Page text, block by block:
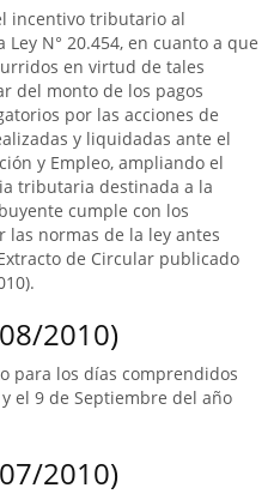
incentivo tributario al
N° 20.454, en cuanto a que
en virtud de tales
del monto de los pagos
por las acciones de
y liquidadas ante el
y Empleo, ampliando el
tributaria destinada a la
cumple con los
las normas de la ley antes
de Circular publicado
2010)
para los días comprendidos
el 9 de Septiembre del año
2010)